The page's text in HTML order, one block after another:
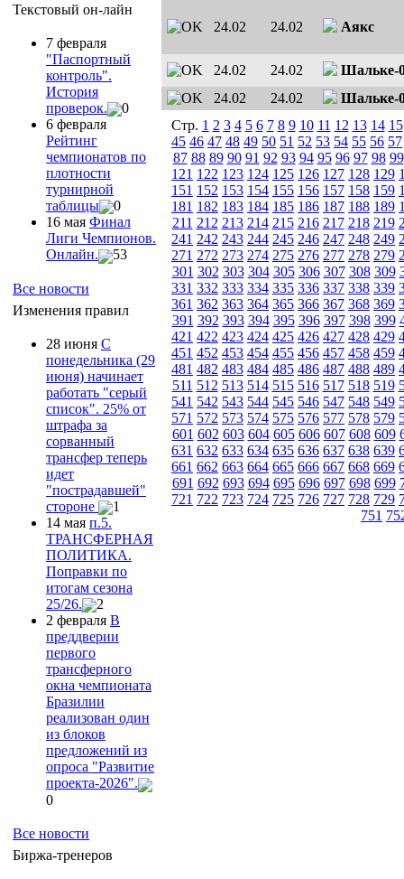
Текстовый он-лайн
7 февраля
"Паспортный
контроль".
История
проверок.
0
6 февраля
Рейтинг
чемпионатов по
плотности
турнирной
таблицы
0
16 мая Финал
Лиги Чемпионов.
Онлайн.
53
Все новости
Изменения правил
28 июня С
понедельника (29
июня) начинает
работать "серый
список". 25% от
штрафа за
сорванный
трансфер теперь
идет
"пострадавшей"
стороне
1
14 мая п.5.
ТРАНСФЕРНАЯ
ПОЛИТИКА.
Поправки по
итогам сезона
25/26.
2
2 февраля В
преддверии
первого
трансферного
окна чемпионата
Бразилии
реализован один
из блоков
предложений из
опроса "Развитие
проекта-2026".
0
Все новости
Биржа-тренеров
24.02 24.02 Аякс
24.02 24.02
Шальке-
24.02
24.02
Шальке-
Стр. 1 2 3 4 5 6 7 8 9 10 11 12 13 14 15
45 46 47 48 49 50 51 52 53 54 55 56 57
87 88 89 90 91 92 93 94 95 96 97 98 99
121 122 123 124 125 126 127 128 129
151 152 153 154 155 156 157 158 159
181 182 183 184 185 186 187 188 189
211 212 213 214 215 216 217 218 219
241 242 243 244 245 246 247 248 249
271 272 273 274 275 276 277 278 279
301 302 303 304 305 306 307 308 309
331 332 333 334 335 336 337 338 339
361 362 363 364 365 366 367 368 369
391 392 393 394 395 396 397 398 399
421 422 423 424 425 426 427 428 429
451 452 453 454 455 456 457 458 459
481 482 483 484 485 486 487 488 489
511 512 513 514 515 516 517 518 519
541 542 543 544 545 546 547 548 549
571 572 573 574 575 576 577 578 579
601 602 603 604 605 606 607 608 609
631 632 633 634 635 636 637 638 639
661 662 663 664 665 666 667 668 669
691 692 693 694 695 696 697 698 699
721 722 723 724 725 726 727 728 729
751